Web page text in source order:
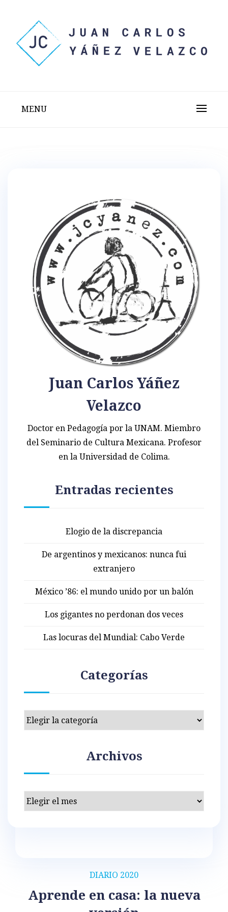
content
MENU
DIARIO 2020
Aprende en casa: la nueva
Juan Carlos Yáñez
Velazco
Doctor en Pedagogía por la UNAM. Miembro
del Seminario de Cultura Mexicana. Profesor
en la Universidad de Colima.
Entradas recientes
Elogio de la discrepancia
De argentinos y mexicanos: nunca fui
extranjero
México ’86: el mundo unido por un balón
Los gigantes no perdonan dos veces
Las locuras del Mundial: Cabo Verde
Categorías
Categorías
Archivos
Archivos